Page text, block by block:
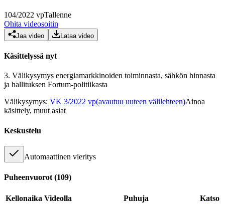
104/2022 vpTallenne
Ohita videosoitin
Jaa video Lataa video
Käsittelyssä nyt
3. Välikysymys energiamarkkinoiden toiminnasta, sähkön hinnasta
ja hallituksen Fortum-politiikasta
Välikysymys: VK 3/2022 vp(avautuu uuteen välilehteen)Ainoa
käsittely, muut asiat
Keskustelu
Automaattinen vieritys
Puheenvuorot (109)
Kellonaika Videolla Puhuja
Katso